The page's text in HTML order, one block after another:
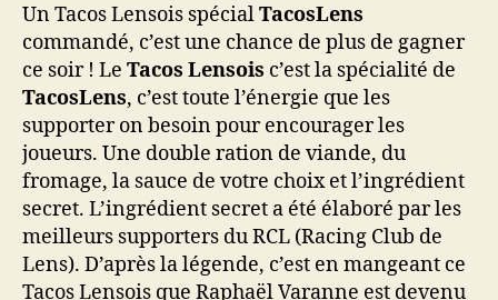
Un Tacos Lensois spécialTacosLens
commandé, c’est une chance de plus de gagner
ce soir ! Le Tacos Lensois c’est la spécialité de
TacosLens, c’est toute l’énergie que les
supporter on besoin pour encourager les
joueurs. Une double ration de viande, du
fromage, la sauce de votre choix et l’ingrédient
secret. L’ingrédient secret a été élaboré par les
meilleurs supporters du RCL (Racing Club de
Lens). D’après la légende, c’est en mangeant ce
Tacos Lensois que Raphaël Varanne est devenu